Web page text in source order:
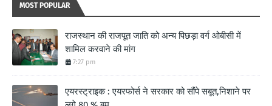
MOST POPULAR
राजस्थान की राजपूत जाति को अन्य पिछड़ा वर्ग ओबीसी में
शामिल करवाने की मांग
7:27 pm
एयरस्ट्राइक : एयरफोर्स ने सरकार को सौंपे सबूत,निशाने पर